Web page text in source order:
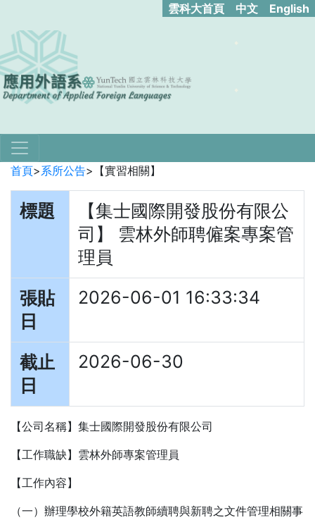
雲科大首頁 中文 English
首頁>系所公告> 【實習相關】
標題
【集士國際開發股份有限公
司】 雲林外師聘僱案專案管
理員
張貼
日
2026-06-01 16:33:34
截止
日
2026-06-30
【公司名稱】集士國際開發股份有限公司
【工作職缺】雲林外師專案管理員
【工作內容】
（一）辦理學校外籍英語教師續聘與新聘之文件管理相關事